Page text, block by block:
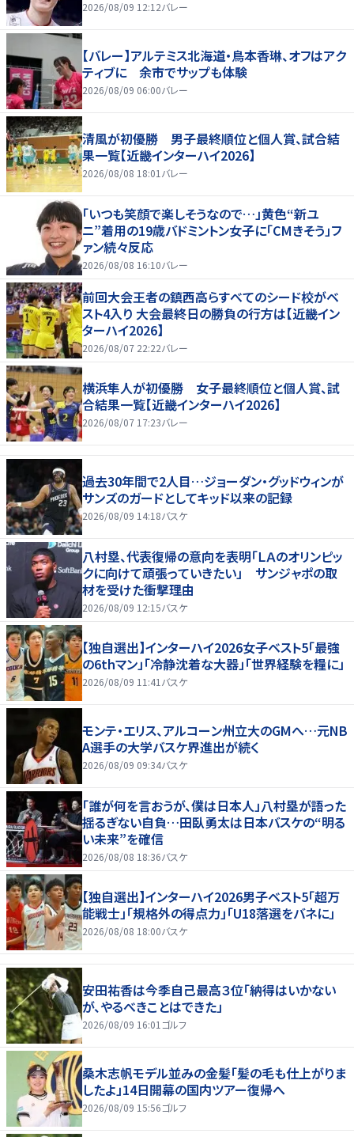
2026/08/09 12:12バレー
【バレー】アルテミス北海道・鳥本香琳、オフはアク
ティブに 余市でサップも体験
2026/08/09 06:00バレー
清風が初優勝 男子最終順位と個人賞、試合結
果一覧【近畿インターハイ2026】
2026/08/08 18:01 バレー
「いつも笑顔で楽しそうなので…」黄色“新ユ
ニ”着用の19歳バドミントン女子に「CMきそう」フ
ァン続々反応
2026/08/08 16:10バレー
前回大会王者の鎮西高らすべてのシード校がベ
スト4入り 大会最終日の勝負の行方は【近畿イン
ターハイ2026】
2026/08/07 22:22バレー
横浜隼人が初優勝 女子最終順位と個人賞、試
合結果一覧【近畿インターハイ2026】
2026/08/07 17:23バレー
過去30年間で2人目…ジョーダン・グッドウィンが
サンズのガードとしてキッド以来の記録
2026/08/09 14:18バスケ
八村塁、代表復帰の意向を表明「ＬＡのオリンピッ
クに向けて頑張っていきたい」 サンジャポの取
材を受けた衝撃理由
2026/08/09 12:15バスケ
【独自選出】インターハイ2026女子ベスト5「最強
の6thマン」「冷静沈着な大器」「世界経験を糧に」
2026/08/09 11:41 バスケ
モンテ・エリス、アルコーン州立大のGMへ…元NB
A選手の大学バスケ界進出が続く
2026/08/09 09:34バスケ
「誰が何を言おうが、僕は日本人」八村塁が語った
揺るぎない自負…田臥勇太は日本バスケの“明る
い未来”を確信
2026/08/08 18:36バスケ
【独自選出】インターハイ2026男子ベスト5「超万
能戦士」「規格外の得点力」「U18落選をバネに」
2026/08/08 18:00バスケ
安田祐香は今季自己最高３位「納得はいかない
が、やるべきことはできた」
2026/08/09 16:01 ゴルフ
桑木志帆モデル並みの金髪「髪の毛も仕上がりま
したよ」14日開幕の国内ツアー復帰へ
2026/08/09 15:56ゴルフ